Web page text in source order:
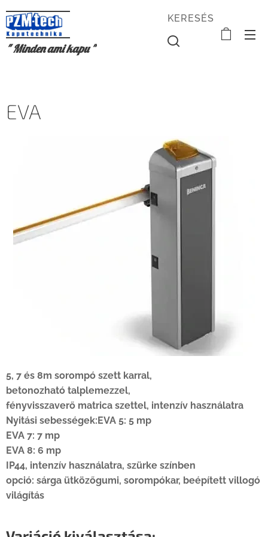
" Minden ami kapu "
KERESÉS
EVA
5, 7 és 8m sorompó szett karral,
betonozható talplemezzel,
fényvisszaverő matrica szettel, intenzív használatra
Nyitási sebességek:EVA 5: 5 mp
EVA 7: 7 mp
EVA 8: 6 mp
IP44, intenzív használatra, szürke színben
opció: sárga ütközőgumi, sorompókar, beépített villogó
világítás